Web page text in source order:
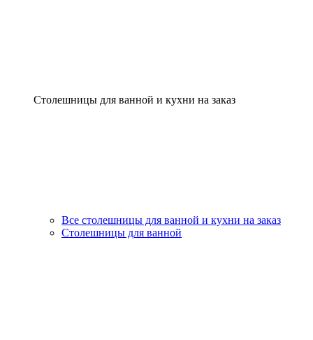
Столешницы для ванной и кухни на заказ
Все столешницы для ванной и кухни на заказ
Столешницы для ванной